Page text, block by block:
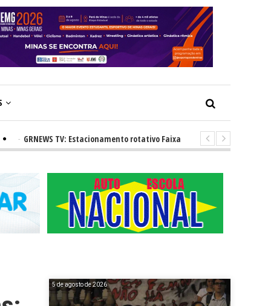
TV: Estacionamento rotativo Faixa Azul e novos radares urbanos
5 de agosto de 2026